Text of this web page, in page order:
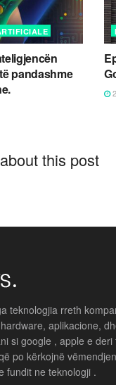
pandashme
this post
teknologjia rreth
aplikacione,
si google , apple e deri
po kërkojnë
fundit ne teknologji .